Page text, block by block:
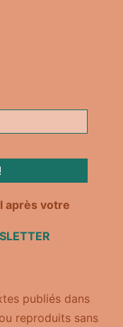
après votre
publiés dans
reproduits sans